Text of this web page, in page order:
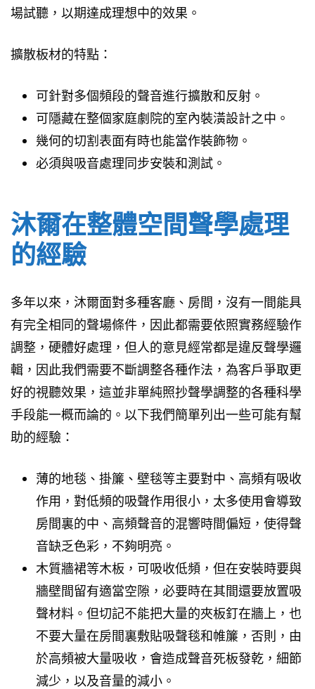
場試聽，以期達成理想中的效果。
擴散板材的特點：
可針對多個頻段的聲音進行擴散和反射。
可隱藏在整個家庭劇院的室內裝潢設計之中。
幾何的切割表面有時也能當作裝飾物。
必須與吸音處理同步安裝和測試。
沐爾在整體空間聲學處理
的經驗
多年以來，沐爾面對多種客廳、房間，沒有一間能具
有完全相同的聲場條件，因此都需要依照實務經驗作
調整，硬體好處理，但人的意見經常都是違反聲學邏
輯，因此我們需要不斷調整各種作法，為客戶爭取更
好的視聽效果，這並非單純照抄聲學調整的各種科學
手段能一概而論的。以下我們簡單列出一些可能有幫
助的經驗：
薄的地毯、掛簾、壁毯等主要對中、高頻有吸收
作用，對低頻的吸聲作用很小，太多使用會導致
房間裏的中、高頻聲音的混響時間偏短，使得聲
音缺乏色彩，不夠明亮。
木質牆裙等木板，可吸收低頻，但在安裝時要與
牆壁間留有適當空隙，必要時在其間還要放置吸
聲材料。但切記不能把大量的夾板釘在牆上，也
不要大量在房間裏敷貼吸聲毯和帷簾，否則，由
於高頻被大量吸收，會造成聲音死板發乾，細節
減少，以及音量的減小。